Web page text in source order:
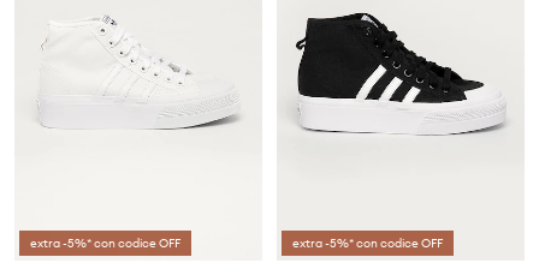
extra -5%* con codice OFF extra -5%* con codice OFF